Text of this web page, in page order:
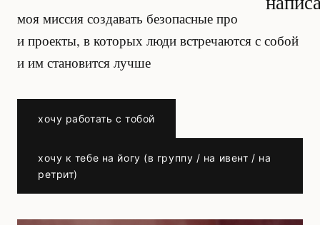
моя миссия создавать безопасные пространства
и проекты, в которых люди встречаются с собой
и им становится лучше
хочу работать с тобой
хочу к тебе на йогу (в группу / на ивент / на
ретрит)